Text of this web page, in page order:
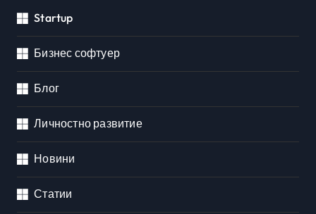
Startup
Бизнес софтуер
Блог
Личностно развитие
Новини
Статии